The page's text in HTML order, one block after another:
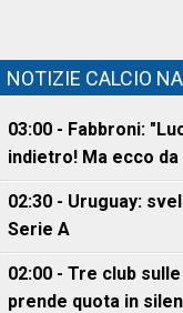
NOTIZIE CALCIO
03:00 - Fabbroni:
indietro! Ma ecco
02:30 - Uruguay:
Serie A
02:00 - Tre club
prende quota in